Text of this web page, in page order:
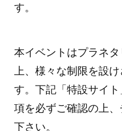
す。
本イベントはプラネ
上、様々な制限を設
す。下記「特設サイ
項を必ずご確認の上
下さい。